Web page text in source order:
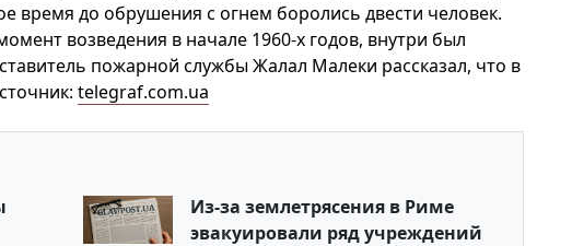
время до обрушения с огнем боролись двести человек.
возведения в начале 1960-х годов, внутри был
пожарной службы Жалал Малеки рассказал, что в
telegraf.com.ua
Из-за землетрясения в Риме
эвакуировали ряд учреждений